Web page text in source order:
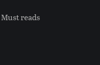
Must reads